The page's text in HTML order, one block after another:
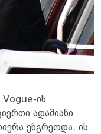
Vogue-ის
ადამიანი
ენგრეოდა. ის